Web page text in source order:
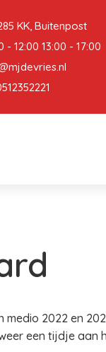
KK, Buitenpost
- 12:00 13:00 - 17:00
2022 en
een tijdje aan